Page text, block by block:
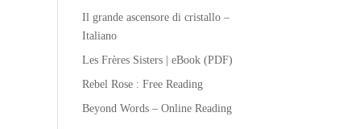
Il grande ascensore di cristallo –
Italiano
Les Frères Sisters | eBook (PDF)
Rebel Rose : Free Reading
Beyond Words – Online Reading